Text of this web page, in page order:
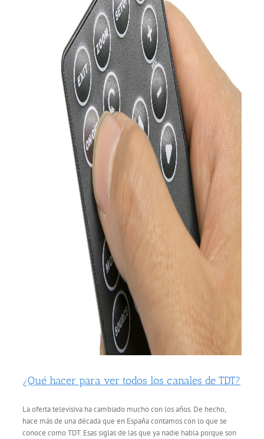
¿Qué hacer para ver todos los canales de TDT?
La oferta televisiva ha cambiado mucho con los años. De hecho,
hace más de una década que en España contamos con lo que se
conoce como TDT. Esas siglas de las que ya nadie habla porque son